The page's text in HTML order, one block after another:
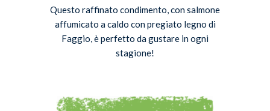
Questo raffinato condimento, con salmone
affumicato a caldo con pregiato legno di
Faggio, è perfetto da gustare in ogni
stagione!